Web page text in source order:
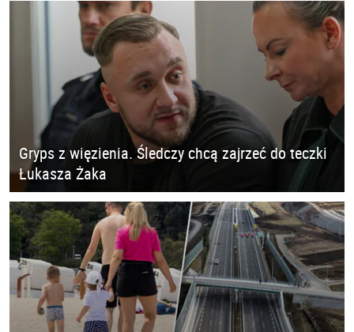
Gryps z więzienia. Śledczy chcą zajrzeć do teczki
Łukasza Żaka